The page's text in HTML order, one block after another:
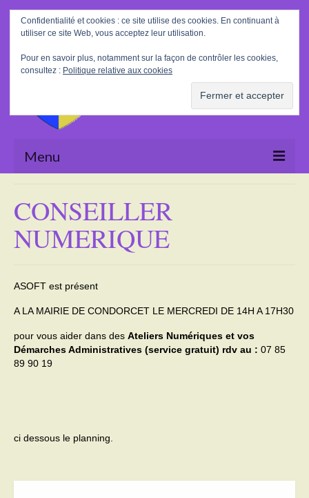
Rechercher
:
Menu
La Mairie
Le village
Actualités
Activités
Poésie
CONSEILLER
NUMERIQUE
ASOFT est présent
A LA MAIRIE DE CONDORCET LE MERCREDI DE 14H A 17H30
pour vous aider dans des Ateliers Numériques et vos
Démarches Administratives (service gratuit) rdv au : 07 85
89 90 19
ci dessous le planning.
Confidentialité et cookies : ce site utilise des cookies. En continuant à
utiliser ce site Web, vous acceptez leur utilisation.
Pour en savoir plus, notamment sur la façon de contrôler les cookies,
consultez : Politique relative aux cookies